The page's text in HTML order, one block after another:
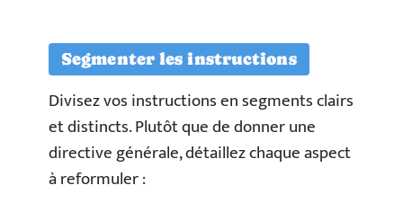
Segmenter les instructions
Divisez vos instructions en segments clairs
et distincts. Plutôt que de donner une
directive générale, détaillez chaque aspect
à reformuler :